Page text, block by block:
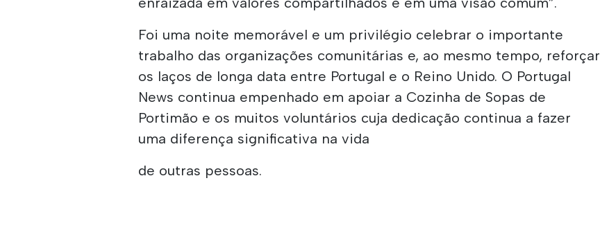
Foi uma noite memorável e um privilégio celebrar o importante
trabalho das organizações comunitárias e, ao mesmo tempo, reforçar
os laços de longa data entre Portugal e o Reino Unido. O Portugal
News continua empenhado em apoiar a Cozinha de Sopas de
Portimão e os muitos voluntários cuja dedicação continua a fazer
uma diferença significativa na vida
de outras pessoas.